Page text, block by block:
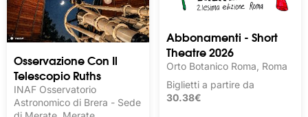
Osservazione Con Il
Telescopio Ruths
INAF Osservatorio
Astronomico di Brera - Sede
Abbonamenti - Short
Theatre 2026
Orto Botanico Roma, Roma
Biglietti a partire da
30.38€